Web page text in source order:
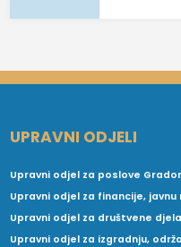
UPRAVNI ODJELI
Upravni odjel za poslove
Upravni odjel za financije,
Upravni odjel za društvene
Upravni odjel za izgradnju,